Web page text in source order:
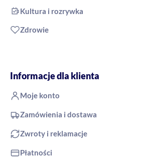
Kultura i rozrywka
Zdrowie
Informacje dla klienta
Moje konto
Zamówienia i dostawa
Zwroty i reklamacje
Płatności